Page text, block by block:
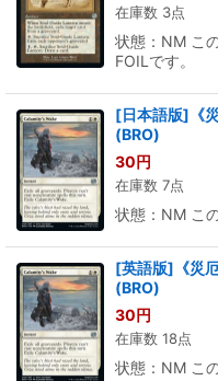
在庫数 3点
状態：NM こ
FOILです。
[日本語版]《
(BRO)
30円
在庫数 7点
状態：NM こ
[英語版]《災
(BRO)
30円
在庫数 18点
状態：NM こ